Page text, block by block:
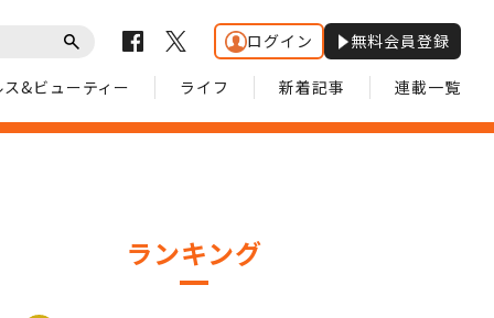
ログイン 無料会員登録
ス&ビューティー ライフ 新着記事 連載一覧
ランキング